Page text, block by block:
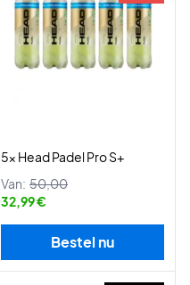
5x Head Padel Pro S+
Van: 50,00
32,99 €
Bestel nu